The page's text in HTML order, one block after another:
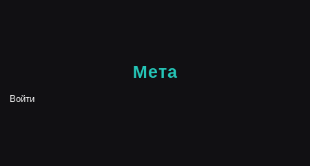
Мета
Войти